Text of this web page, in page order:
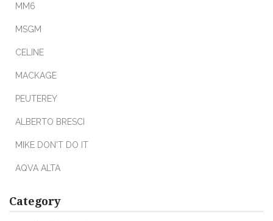
MM6
MSGM
CELINE
MACKAGE
PEUTEREY
ALBERTO BRESCI
MIKE DON'T DO IT
AQVA ALTA
Category